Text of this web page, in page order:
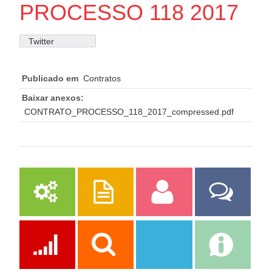
PROCESSO 118 2017
Twitter
Publicado em Contratos
Baixar anexos:
CONTRATO_PROCESSO_118_2017_compressed.pdf
Serviços Publicações Servidor
Fale Com a
Prefeitura